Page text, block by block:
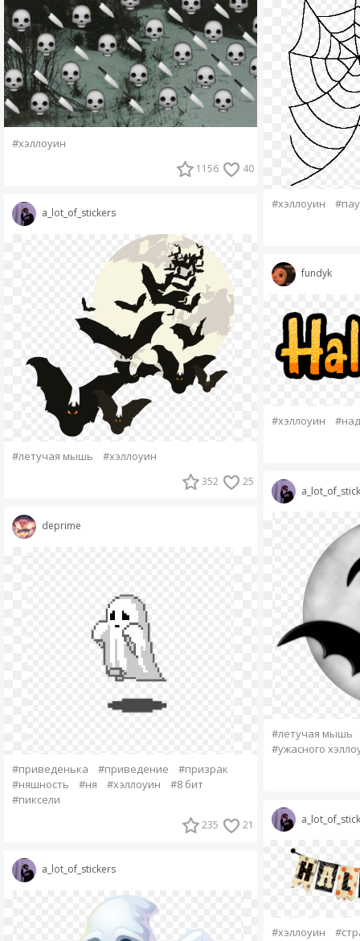
#хэллоуин
1156 40
a_lot_of_stickers
#летучая мышь #хэллоуин
352 25
deprime
#приведенька #приведение
#призрак
#няшность
#ня #хэллоуин
#8 бит
#пиксели
235 21
a_lot_of_stickers
#хэллоуин
fundyk
#хэллоуин
#летучая мышь
#ужасного
#хэллоуин